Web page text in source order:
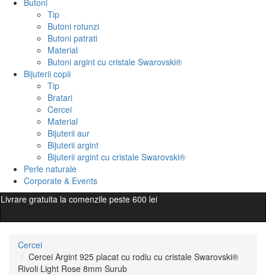
Butoni
Tip
Butoni rotunzi
Butoni patrati
Material
Butoni argint cu cristale Swarovski®
Bijuterii copii
Tip
Bratari
Cercei
Material
Bijuterii aur
Bijuterii argint
Bijuterii argint cu cristale Swarovski®
Perle naturale
Corporate & Events
Livrare gratuita la comenzile peste 600 lei
Cercei
Cercei Argint 925 placat cu rodiu cu cristale Swarovski®
Rivoli Light Rose 8mm Surub